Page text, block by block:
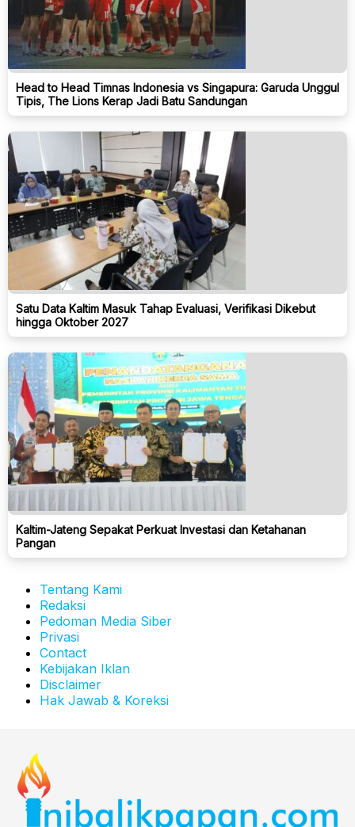
Head to Head Timnas Indonesia vs Singapura: Garuda Unggul
Tipis, The Lions Kerap Jadi Batu Sandungan
Satu Data Kaltim Masuk Tahap Evaluasi, Verifikasi Dikebut
hingga Oktober 2027
Kaltim-Jateng Sepakat Perkuat Investasi dan Ketahanan
Pangan
Tentang Kami
Redaksi
Pedoman Media Siber
Privasi
Contact
Kebijakan Iklan
Disclaimer
Hak Jawab & Koreksi